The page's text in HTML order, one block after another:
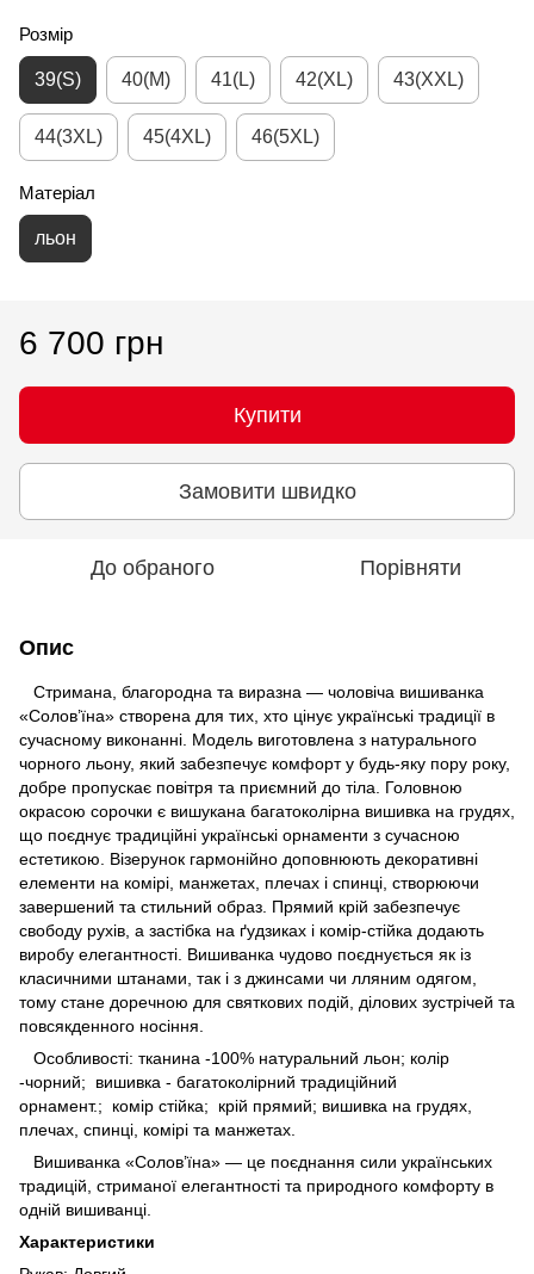
Розмір
39(S) 40(M) 41(L) 42(XL) 43(XXL)
44(3XL) 45(4XL) 46(5XL)
Матеріал
льон
6 700 грн
Купити
Замовити швидко
До обраного Порівняти
Опис
Стримана, благородна та виразна — чоловіча вишиванка
«Солов’їна» створена для тих, хто цінує українські традиції в
сучасному виконанні. Модель виготовлена з натурального
чорного льону, який забезпечує комфорт у будь-яку пору року,
добре пропускає повітря та приємний до тіла. Головною
окрасою сорочки є вишукана багатоколірна вишивка на грудях,
що поєднує традиційні українські орнаменти з сучасною
естетикою. Візерунок гармонійно доповнюють декоративні
елементи на комірі, манжетах, плечах і спинці, створюючи
завершений та стильний образ. Прямий крій забезпечує
свободу рухів, а застібка на ґудзиках і комір-стійка додають
виробу елегантності. Вишиванка чудово поєднується як із
класичними штанами, так і з джинсами чи лляним одягом,
тому стане доречною для святкових подій, ділових зустрічей та
повсякденного носіння.
Особливості: тканина -100% натуральний льон; колір
-чорний; вишивка - багатоколірний традиційний
орнамент.; комір стійка; крій прямий; вишивка на грудях,
плечах, спинці, комірі та манжетах.
Вишиванка «Солов’їна» — це поєднання сили українських
традицій, стриманої елегантності та природного комфорту в
одній вишиванці.
Характеристики